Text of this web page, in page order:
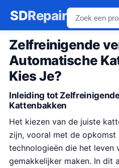
SDRepair
Zelfreinigende
Automatische
Kies Je?
Inleiding tot
Kattenbakken
Het kiezen van de juiste
zijn, vooral met de opkomst
technologieën die het leven
gemakkelijker maken. In dit